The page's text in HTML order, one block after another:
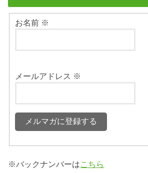
お名前 ※
メールアドレス ※
※バックナンバーはこちら